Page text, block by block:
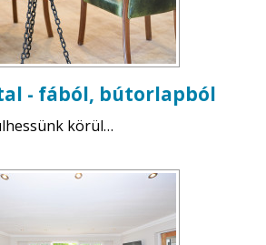
- fából, bútorlapból
körül…